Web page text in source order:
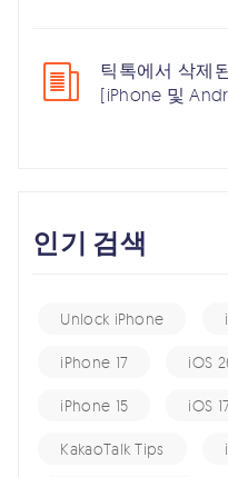
틱톡에서 삭제
[iPhone 및
인기 검색
Unlock iPhone
iPhone 17 iOS
iPhone 15 iOS
KakaoTalk Tips